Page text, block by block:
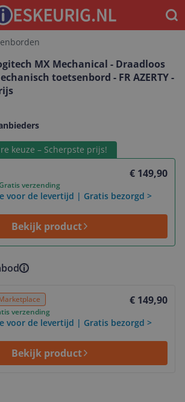
MX Mechanical - Draadloos
toetsenbord - FR AZERTY -
keuze – Scherpste prijs!
€ 149,90
verzending
voor de levertijd | Gratis bezorgd >
Bekijk product
€ 149,90
verzending
voor de levertijd | Gratis bezorgd >
Bekijk product